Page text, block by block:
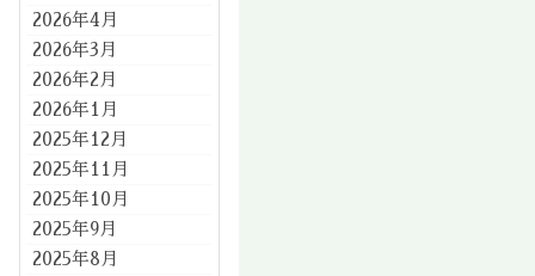
2026年4月
2026年3月
2026年2月
2026年1月
2025年12月
2025年11月
2025年10月
2025年9月
2025年8月